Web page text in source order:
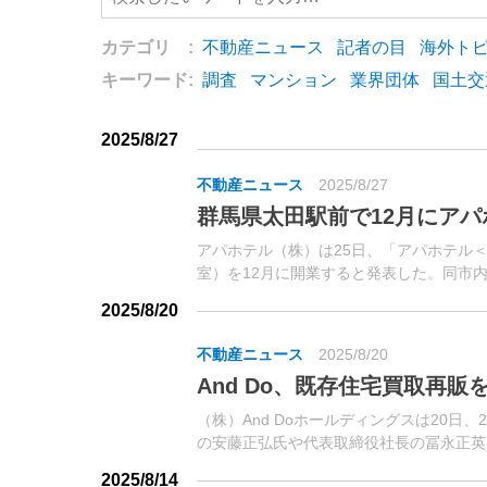
カテゴリ : 不動産ニュース 記者の目
海外ト
キーワード: 調査 マンション 業界団体 国土
2025/8/27
不動産ニュース 2025/8/27
群馬県太田駅前で12月にア
アパホテル（株）は25日、「アパホテル
室）を12月に開業すると発表した。同市
2025/8/20
不動産ニュース 2025/8/20
And Do、既存住宅買取再販
（株）And Doホールディングスは20日
の安藤正弘氏や代表取締役社長の冨永正
2025/8/14